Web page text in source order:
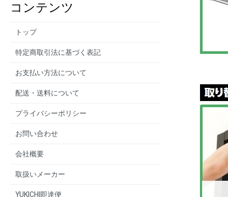
コンテンツ
トップ
特定商取引法に基づく表記
お支払い方法について
配送・送料について
プライバシーポリシー
お問い合わせ
会社概要
取扱いメーカー
YUKICHI即達便